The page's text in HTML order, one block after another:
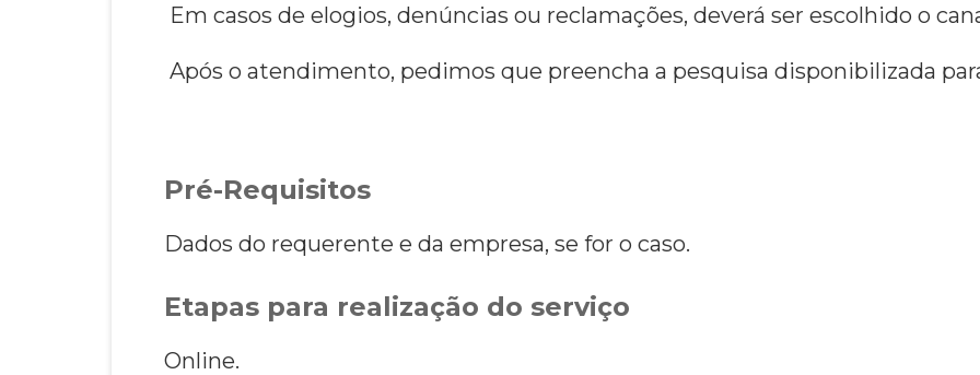
Em casos de elogios, denúncias ou reclamações, deverá ser escolhido o
Após o atendimento, pedimos que preencha a pesquisa disponibilizada
Pré-Requisitos
Dados do requerente e da empresa, se for o caso.
Etapas para realização do serviço
Online.